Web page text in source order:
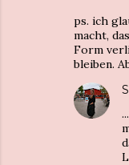
ps. ich
macht,
Form
bleiben.